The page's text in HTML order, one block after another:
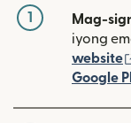
1 Mag-
iyong
website
Google